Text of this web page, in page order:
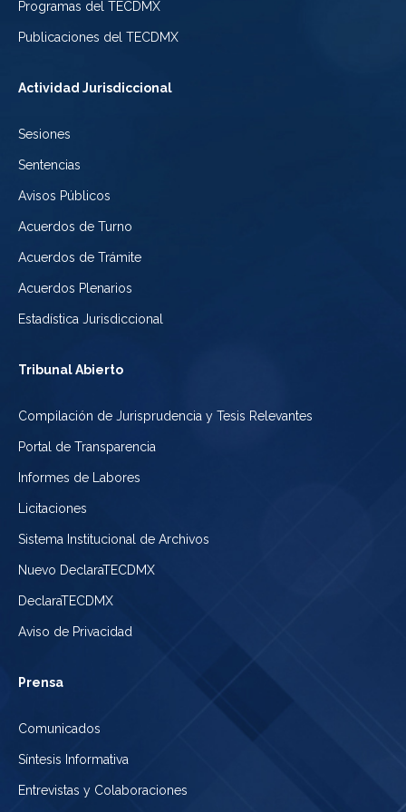
Programas del TECDMX
Publicaciones del TECDMX
Actividad Jurisdiccional
Sesiones
Sentencias
Avisos Públicos
Acuerdos de Turno
Acuerdos de Trámite
Acuerdos Plenarios
Estadística Jurisdiccional
Tribunal Abierto
Compilación de Jurisprudencia y Tesis Relevantes
Portal de Transparencia
Informes de Labores
Licitaciones
Sistema Institucional de Archivos
Nuevo DeclaraTECDMX
DeclaraTECDMX
Aviso de Privacidad
Prensa
Comunicados
Síntesis Informativa
Entrevistas y Colaboraciones